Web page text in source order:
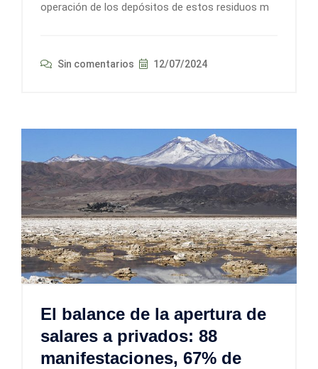
operación de los depósitos de estos residuos m
Sin comentarios 12/07/2024
El balance de la apertura de
salares a privados: 88
manifestaciones, 67% de